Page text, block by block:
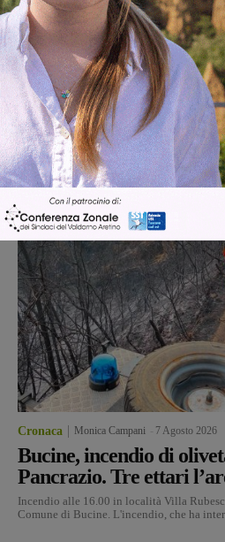
Articolo precedente
Figline e Incisa, ecco la nuova Giunta
del sindaco Ermini: Cecoro è il vice,
tra gli assessori ‘tecnici’ e nomi nuovi
Ultime Notizie
Cronaca Monica Campani 7 Agosto 2026
Bucine, incendio di
Pancrazio. Tre ettari
Incendio alle 16.00 in località Villa
Comune di Bucine. L'incendio, che ha